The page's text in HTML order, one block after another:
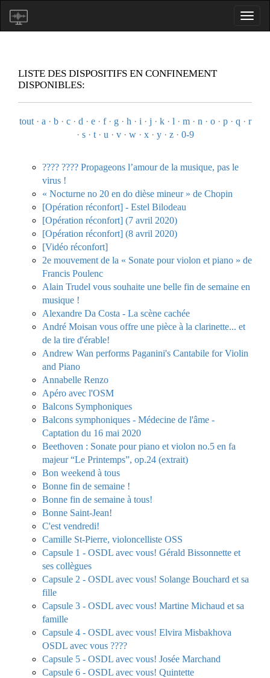
LISTE DES DISPOSITIFS EN CONFINEMENT
DISPONIBLES:
tout· a · b· c· d · e· f· g· h · i · j · k· l · m· n · o· p· q · r
· s· t· u · v· w· x· y· z· 0-9
???? ???? Propageons l’amour de la musique, pas le
virus !
« Nocturne no 20 en do dièse mineur » de Chopin
[Opération réconfort] - Estel Bilodeau
[Opération réconfort] (7 avril 2020)
[Opération réconfort] (8 avril 2020)
[Vidéo réconfort]
2e mouvement de la « Sonate pour violon et piano » de
Francis Poulenc
Alain Trudel vous souhaite une belle fin de semaine en
musique !
Alexandre Da Costa - La scène cachée
André Moisan vous offre une pièce à la clarinette... et
de la tire d'érable!
Andrew Wan performs Paganini's Cantabile for Violin
and Piano
Annabelle Renzo
Apéro avec l'OSM
Balcons Symphoniques
Balcons symphoniques - Médecine de l'âme -
Captation du 16 mai 2020
Beethoven : Sonate pour piano et violon no.5 en fa
majeur “Le Printemps”, op.24 (extrait)
Bon weekend à tous
Bonne fin de semaine !
Bonne fin de semaine à tous!
Bonne Saint-Jean!
C'est vendredi!
Camille St-Pierre, violoncelliste OSS
Capsule 1 - OSDL avec vous! Gérald Bissonnette et
ses collègues
Capsule 2 - OSDL avec vous! Solange Bouchard et sa
fille
Capsule 3 - OSDL avec vous! Martine Michaud et sa
famille
Capsule 4 - OSDL avec vous! Elvira Misbakhova
OSDL avec vous ????
Capsule 5 - OSDL avec vous! Josée Marchand
Capsule 6 - OSDL avec vous! Quintette